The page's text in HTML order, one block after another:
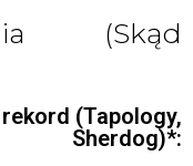
(skąd
(Tapology,
Sherdog)*: